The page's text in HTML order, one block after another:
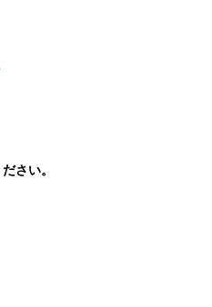
さい。